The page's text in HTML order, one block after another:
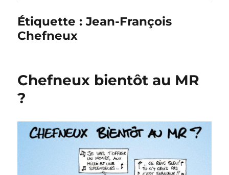
Étiquette :Jean-François
Chefneux
Chefneux bientôt au MR
?